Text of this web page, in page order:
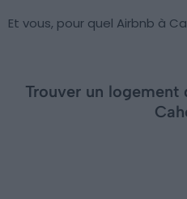
Et vous, pour quel Airbnb à
Trouver un logement